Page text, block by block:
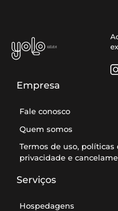
Empresa
Fale conosco
Quem somos
Termos de uso, políticas
privacidade e
Serviços
Hospedagens